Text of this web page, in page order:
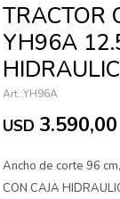
TRACTOR
YH96A
YH96A
USD 3.590,00
Ancho de corte 96
CON CAJA